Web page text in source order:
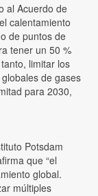
al Acuerdo de
calentamiento
de puntos de
tener un 50 %
limitar los
de gases
para 2030,
Potsdam
que “el
global.
múltiples